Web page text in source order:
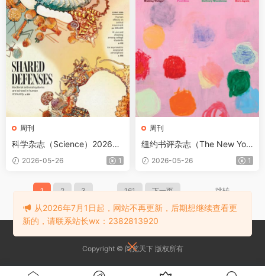
周刊
科学杂志（Science）2026年
5月21日
2026-05-26 1
周刊
纽约书评杂志（The New Yor
k Review of Books）2026年
6月11日
2026-05-26 1
1 2 3 ... 161 下一页 跳转
Copyright © 阅览天下 版权所有
从2026年7月1日起，网站不再更新，后期想继续查看更
新的，请联系站长wx：2382813920